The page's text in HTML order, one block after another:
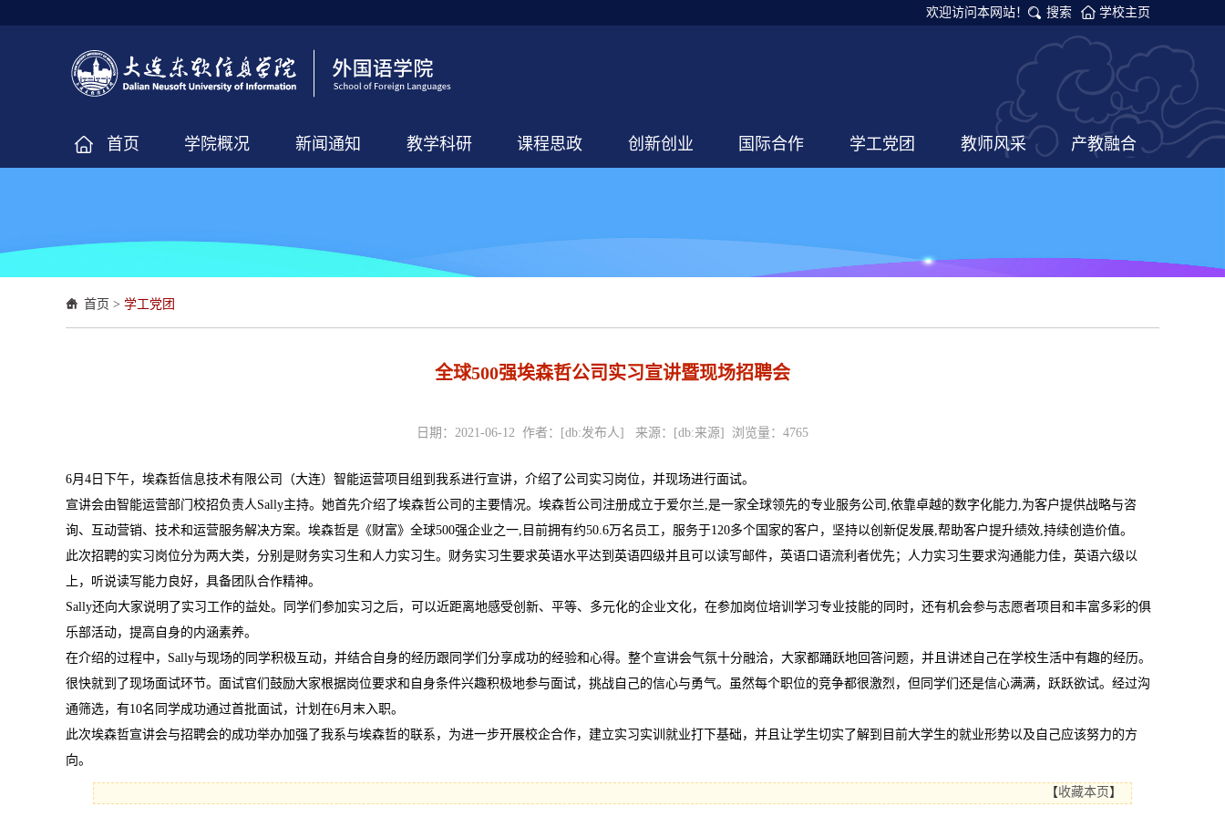
欢迎访问本网站！ 搜索 学校主页
首页 学院概况 新闻通知 教学科研 课程思政 创新创业 国际合作 学工党团 教师风采 产教融合
首页 > 学工党团
全球500强埃森哲公司实习宣讲暨现场招聘会
日期：2021-06-12 作者：[db:发布人] 来源：[db:来源] 浏览量： 4765
6月4日下午，埃森哲信息技术有限公司（大连）智能运营项目组到我系进行宣讲，介绍了公司实习岗位，并现场进行面试。
宣讲会由智能运营部门校招负责人Sally主持。她首先介绍了埃森哲公司的主要情况。埃森哲公司注册成立于爱尔兰,是一家全球领先的专业服务公司,依靠卓越的数字化能力,为客户提供战略与咨
询、互动营销、技术和运营服务解决方案。埃森哲是《财富》全球500强企业之一,目前拥有约50.6万名员工，服务于120多个国家的客户，坚持以创新促发展,帮助客户提升绩效,持续创造价值。
此次招聘的实习岗位分为两大类，分别是财务实习生和人力实习生。财务实习生要求英语水平达到英语四级并且可以读写邮件，英语口语流利者优先；人力实习生要求沟通能力佳，英语六级以
上，听说读写能力良好，具备团队合作精神。
Sally还向大家说明了实习工作的益处。同学们参加实习之后，可以近距离地感受创新、平等、多元化的企业文化，在参加岗位培训学习专业技能的同时，还有机会参与志愿者项目和丰富多彩的俱
乐部活动，提高自身的内涵素养。
在介绍的过程中，Sally与现场的同学积极互动，并结合自身的经历跟同学们分享成功的经验和心得。整个宣讲会气氛十分融洽，大家都踊跃地回答问题，并且讲述自己在学校生活中有趣的经历。
很快就到了现场面试环节。面试官们鼓励大家根据岗位要求和自身条件兴趣积极地参与面试，挑战自己的信心与勇气。虽然每个职位的竞争都很激烈，但同学们还是信心满满，跃跃欲试。经过沟
通筛选，有10名同学成功通过首批面试，计划在6月末入职。
此次埃森哲宣讲会与招聘会的成功举办加强了我系与埃森哲的联系，为进一步开展校企合作，建立实习实训就业打下基础，并且让学生切实了解到目前大学生的就业形势以及自己应该努力的方
向。
【收藏本页 】